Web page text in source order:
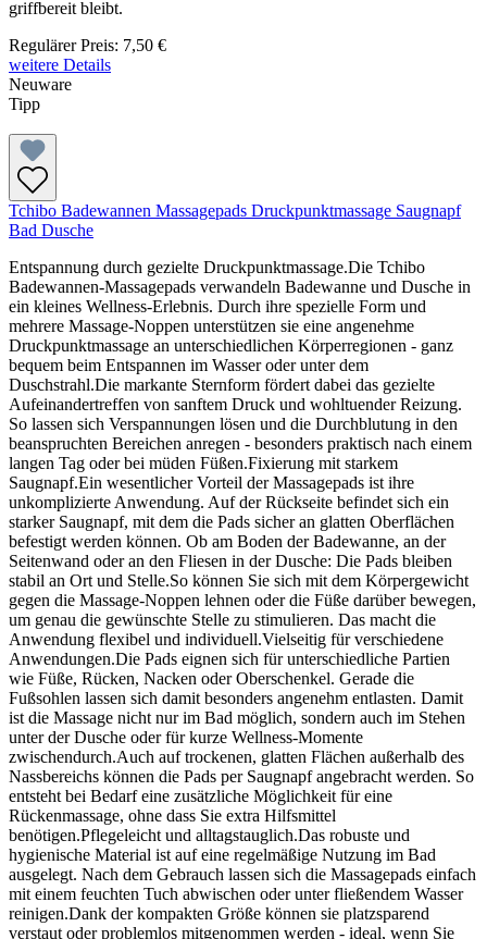
griffbereit bleibt.
Regulärer Preis: 7,50 €
weitere Details
Neuware
Tipp
Tchibo Badewannen Massagepads Druckpunktmassage Saugnapf
Bad Dusche
Entspannung durch gezielte Druckpunktmassage.Die Tchibo
Badewannen-Massagepads verwandeln Badewanne und Dusche in
ein kleines Wellness-Erlebnis. Durch ihre spezielle Form und
mehrere Massage-Noppen unterstützen sie eine angenehme
Druckpunktmassage an unterschiedlichen Körperregionen - ganz
bequem beim Entspannen im Wasser oder unter dem
Duschstrahl.Die markante Sternform fördert dabei das gezielte
Aufeinandertreffen von sanftem Druck und wohltuender Reizung.
So lassen sich Verspannungen lösen und die Durchblutung in den
beanspruchten Bereichen anregen - besonders praktisch nach einem
langen Tag oder bei müden Füßen.Fixierung mit starkem
Saugnapf.Ein wesentlicher Vorteil der Massagepads ist ihre
unkomplizierte Anwendung. Auf der Rückseite befindet sich ein
starker Saugnapf, mit dem die Pads sicher an glatten Oberflächen
befestigt werden können. Ob am Boden der Badewanne, an der
Seitenwand oder an den Fliesen in der Dusche: Die Pads bleiben
stabil an Ort und Stelle.So können Sie sich mit dem Körpergewicht
gegen die Massage-Noppen lehnen oder die Füße darüber bewegen,
um genau die gewünschte Stelle zu stimulieren. Das macht die
Anwendung flexibel und individuell.Vielseitig für verschiedene
Anwendungen.Die Pads eignen sich für unterschiedliche Partien
wie Füße, Rücken, Nacken oder Oberschenkel. Gerade die
Fußsohlen lassen sich damit besonders angenehm entlasten. Damit
ist die Massage nicht nur im Bad möglich, sondern auch im Stehen
unter der Dusche oder für kurze Wellness-Momente
zwischendurch.Auch auf trockenen, glatten Flächen außerhalb des
Nassbereichs können die Pads per Saugnapf angebracht werden. So
entsteht bei Bedarf eine zusätzliche Möglichkeit für eine
Rückenmassage, ohne dass Sie extra Hilfsmittel
benötigen.Pflegeleicht und alltagstauglich.Das robuste und
hygienische Material ist auf eine regelmäßige Nutzung im Bad
ausgelegt. Nach dem Gebrauch lassen sich die Massagepads einfach
mit einem feuchten Tuch abwischen oder unter fließendem Wasser
reinigen.Dank der kompakten Größe können sie platzsparend
verstaut oder problemlos mitgenommen werden - ideal, wenn Sie